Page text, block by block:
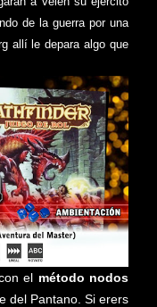
de la guerra por una
allí le depara algo que
el método nodos
del Pantano. Si erers